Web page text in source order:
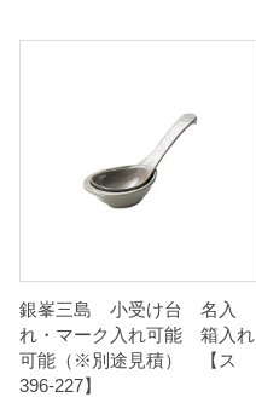
9
q
u
a
n
銀峯三島 小受け台 名入
れ・マーク入れ可能 箱入れ
可能（※別途見積） 【ス
396-227】